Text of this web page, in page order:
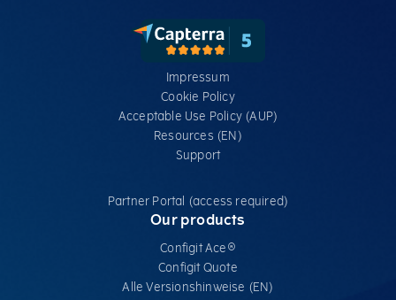
Impressum
Cookie Policy
Acceptable Use Policy (AUP)
Resources (EN)
Support
Partner Portal (access required)
Our products
Configit Ace®
Configit Quote
Alle Versionshinweise (EN)